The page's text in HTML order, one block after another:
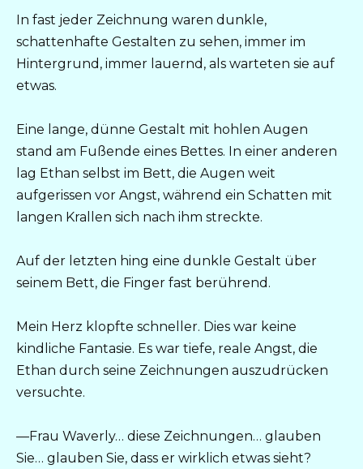
In fast jeder Zeichnung waren dunkle,
schattenhafte Gestalten zu sehen, immer im
Hintergrund, immer lauernd, als warteten sie auf
etwas.
Eine lange, dünne Gestalt mit hohlen Augen
stand am Fußende eines Bettes. In einer anderen
lag Ethan selbst im Bett, die Augen weit
aufgerissen vor Angst, während ein Schatten mit
langen Krallen sich nach ihm streckte.
Auf der letzten hing eine dunkle Gestalt über
seinem Bett, die Finger fast berührend.
Mein Herz klopfte schneller. Dies war keine
kindliche Fantasie. Es war tiefe, reale Angst, die
Ethan durch seine Zeichnungen auszudrücken
versuchte.
—Frau Waverly… diese Zeichnungen… glauben
Sie… glauben Sie, dass er wirklich etwas sieht?